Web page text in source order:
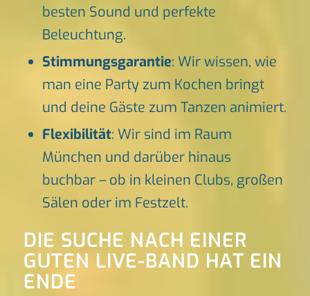
besten Sound und perfekte
Beleuchtung.
Stimmungsgarantie: Wir wissen, wie
man eine Party zum Kochen bringt
und deine Gäste zum Tanzen animiert.
Flexibilität: Wir sind im Raum
München und darüber hinaus
buchbar – ob in kleinen Clubs, großen
Sälen oder im Festzelt.
DIE SUCHE NACH EINER
GUTEN LIVE-BAND HAT EIN
ENDE